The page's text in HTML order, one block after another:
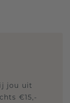
jou uit
€15,-